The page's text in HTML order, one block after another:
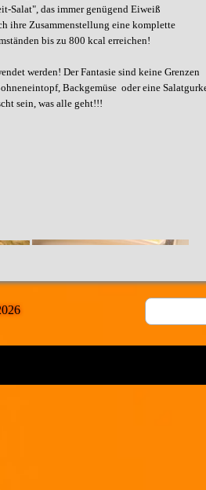
Salat", das immer genügend Eiweiß
ihre Zusammenstellung eine komplette
bis zu 800 kcal erreichen!
werden! Der Fantasie sind keine Grenzen
Backgemüse oder eine
sein, was alle geht!!!
und sind auch nicht teuer...